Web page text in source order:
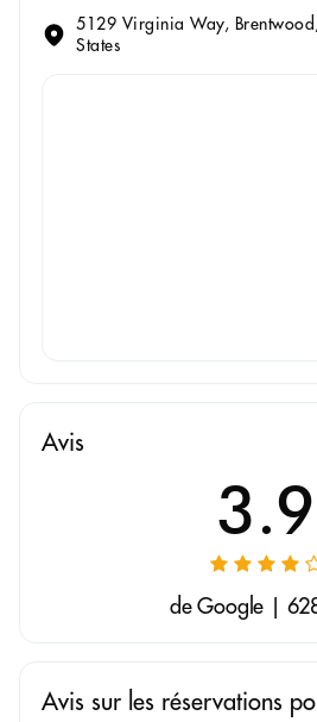
5129 Virginia Way,
States
Avis
3.9
de Google |
Avis sur les réservations